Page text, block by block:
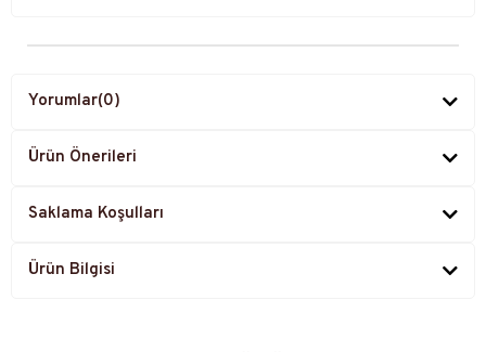
Yorumlar(0)
Ürün Önerileri
Saklama Koşulları
Ürün Bilgisi